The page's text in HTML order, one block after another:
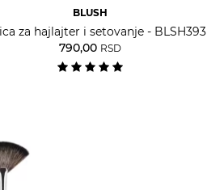
BLUSH
za hajlajter i setovanje - BLSH393
790,00 RSD